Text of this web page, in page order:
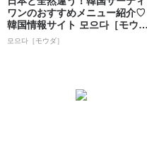
ワンのおすすめメニュー紹介♡ |
韓国情報サイト 모으다［モウ
ダ］
모으다［モウダ］